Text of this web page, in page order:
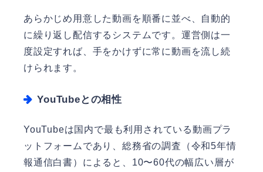
あらかじめ用意した動画を順番に並べ、自動的
に繰り返し配信するシステムです。運営側は一
度設定すれば、手をかけずに常に動画を流し続
けられます。
YouTubeとの相性
YouTubeは国内で最も利用されている動画プラ
ットフォームであり、総務省の調査（令和5年情
報通信白書）によると、10〜60代の幅広い層が